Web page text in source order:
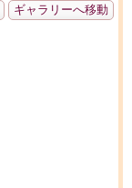
ギャラリーへ移動